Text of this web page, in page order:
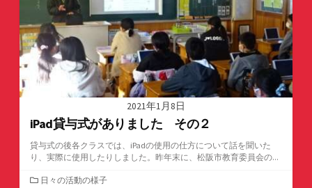
2021年1月8日
iPad貸与式がありました その２
貸与式の後各クラスでは、iPadの使用の仕方について話を聞いた
り、実際に使用したりしました。昨年末に、松阪市教育委員会の...
カ日々の活動の様子